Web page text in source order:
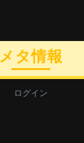
メタ情報
ログイン